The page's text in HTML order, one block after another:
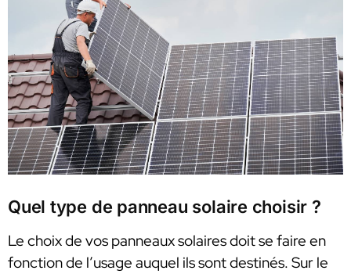
Quel type de panneau solaire choisir ?
Le choix de vos panneaux solaires doit se faire en
fonction de l’usage auquel ils sont destinés. Sur le